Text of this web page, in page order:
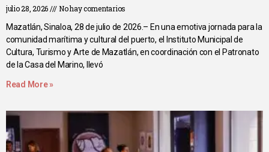
julio 28, 2026
No hay comentarios
Mazatlán, Sinaloa, 28 de julio de 2026.– En una emotiva jornada para la
comunidad marítima y cultural del puerto, el Instituto Municipal de
Cultura, Turismo y Arte de Mazatlán, en coordinación con el Patronato
de la Casa del Marino, llevó
Read More »